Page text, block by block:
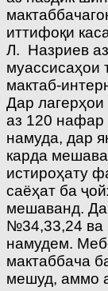
иттифоқи
Л. Назриев
мактаб-
Дар лагерҳои
аз 120 нафар
намуда, дар
карда
истироҳату
саёҳат ба
мешаванд.
№34,33,24 ва
намудем.
мактаббача
мешуд, аммо